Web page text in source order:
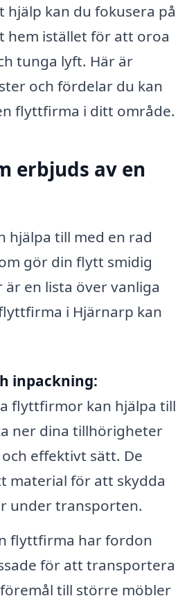
hjälp kan du fokusera på
hem istället för att oroa
tunga lyft. Här är
och fördelar du kan
flyttfirma i ditt område.
erbjuds av en
hjälpa till med en rad
gör din flytt smidig
är en lista över vanliga
i Hjärnarp kan
inpackning:
flyttfirmor kan hjälpa till
ner dina tillhörigheter
effektivt sätt. De
material för att skydda
under transporten.
flyttfirma har fordon
för att transportera
till större möbler